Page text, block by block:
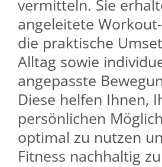
vermitteln. Sie
angeleitete
die praktische
Alltag sowie
angepasste
Diese helfen Ihnen,
persönlichen
optimal zu nutzen
Fitness nachhaltig